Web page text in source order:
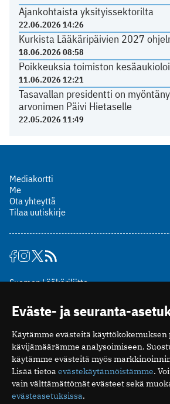
Ajankohtaista yksityissektorilta
22.06.2026 14:26
Kurkista Lääkäripäivien 2027
18.06.2026 08:58
Poikkeuksia toimiston
11.06.2026 12:21
Tasavallan presidentti on
arvonimen Päivi Hietaselle
22.05.2026 11:49
Mediakortti
Me
Ota yhteyttä
Tilaa uutiskirje
Suomen Lääkäriliitto
00510 Helsinki
puh. (09) 393 091
toimitus@potilaanlaakarilehti.fi
ISSN 2323-9476
Eväste- ja seuranta-
Käytämme evästeitä
kävijämäärämme analysoimiseen.
käytämme evästeitä myös
Lisää tietoa evästekäytännöistämme.
vain välttämättömät evästeet sekä
evästeasetuksissa.